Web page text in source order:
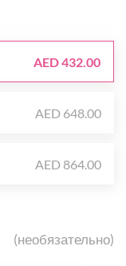
AED 432.00
AED 648.00
AED 864.00
(необязательно)